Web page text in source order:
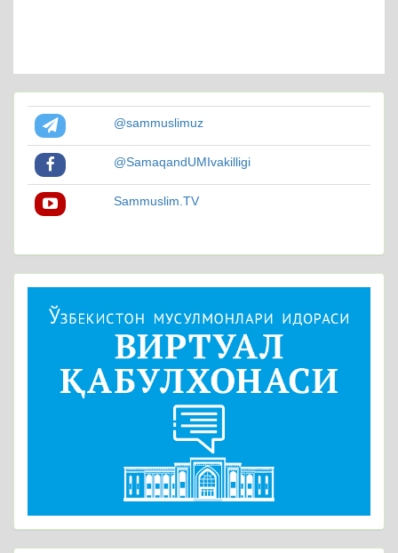
@sammuslimuz
@SamaqandUMIvakilligi
Sammuslim.TV